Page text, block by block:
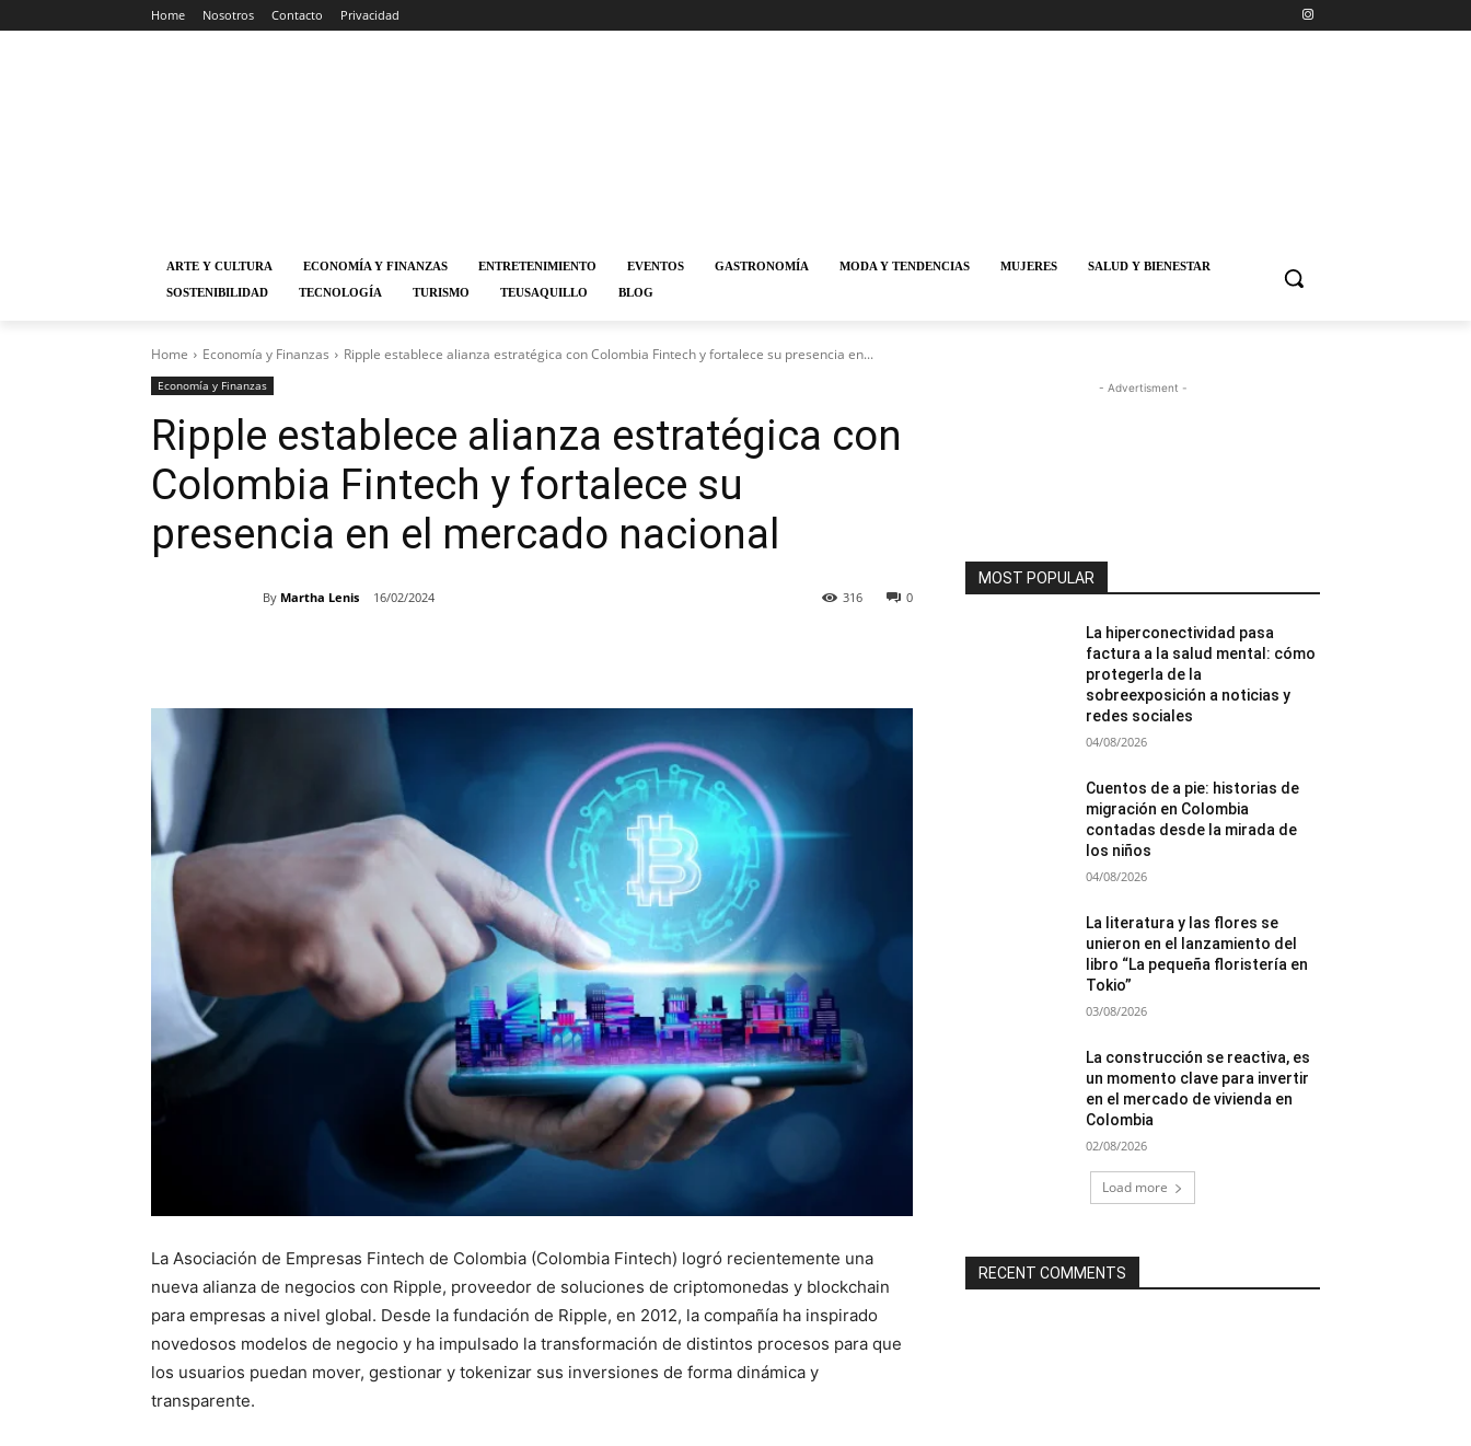
Home Nosotros Contacto Privacidad
ARTE Y CULTURA ECONOMÍA Y FINANZAS ENTRETENIMIENTO EVENTOS GASTRONOMÍA MODA Y TENDENCIAS MUJERES
SALUD Y BIENESTAR
SOSTENIBILIDAD
TECNOLOGÍA TURISMO TEUSAQUILLO BLOG
Home Economía y Finanzas Ripple establece alianza estratégica con Colombia Fintech y fortalece su presencia en...
Economía y Finanzas
Ripple establece alianza estratégica con
Colombia Fintech y fortalece su
presencia en el mercado nacional
By Martha Lenis 16/02/2024 0
316
La Asociación de Empresas Fintech de Colombia (Colombia Fintech) logró recientemente una
nueva alianza de negocios con Ripple, proveedor de soluciones de criptomonedas y blockchain
para empresas a nivel global. Desde la fundación de Ripple, en 2012, la compañía ha inspirado
novedosos modelos de negocio y ha impulsado la transformación de distintos procesos para que
los usuarios puedan mover, gestionar y tokenizar sus inversiones de forma dinámica y
transparente.
- Advertisment -
MOST POPULAR
La hiperconectividad pasa
factura a la salud mental: cómo
protegerla de la
sobreexposición a noticias y
redes sociales
04/08/2026
Cuentos de a pie: historias de
migración en Colombia
contadas desde la mirada de
los niños
04/08/2026
La literatura y las flores se
unieron en el lanzamiento del
libro “La pequeña floristería en
Tokio”
03/08/2026
La construcción se reactiva, es
un momento clave para invertir
en el mercado de vivienda en
Colombia
02/08/2026
Load more
RECENT COMMENTS